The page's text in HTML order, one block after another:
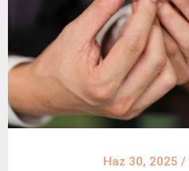
Haz 30, 2025 /